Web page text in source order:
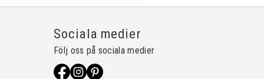
Sociala medier
Följ oss på sociala medier